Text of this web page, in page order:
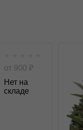
от 900 ₽
Нет на
складе
★
★
★ 0